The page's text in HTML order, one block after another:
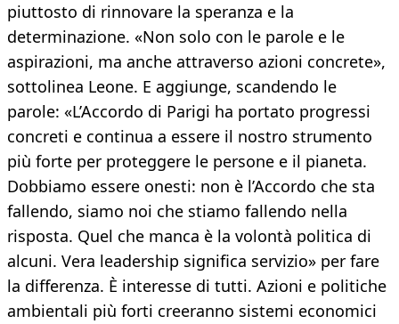
piuttosto di rinnovare la speranza e la
determinazione. «Non solo con le parole e le
aspirazioni, ma anche attraverso azioni concrete»,
sottolinea Leone. E aggiunge, scandendo le
parole: «L’Accordo di Parigi ha portato progressi
concreti e continua a essere il nostro strumento
più forte per proteggere le persone e il pianeta.
Dobbiamo essere onesti: non è l’Accordo che sta
fallendo, siamo noi che stiamo fallendo nella
risposta. Quel che manca è la volontà politica di
alcuni. Vera leadership significa servizio» per fare
la differenza. È interesse di tutti. Azioni e politiche
ambientali più forti creeranno sistemi economici